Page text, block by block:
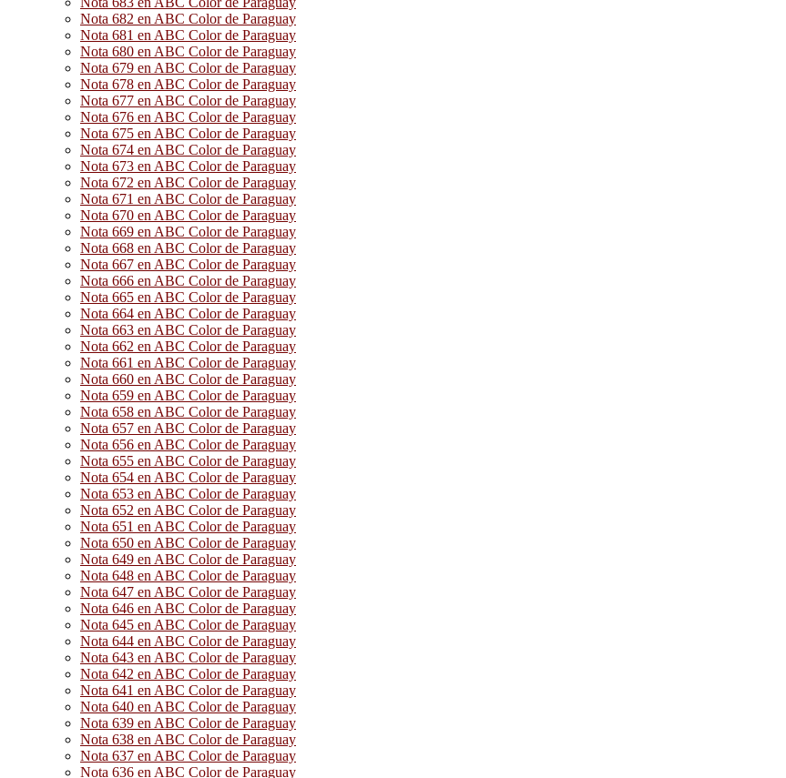
Nota 682 en ABC Color de Paraguay
Nota 681 en ABC Color de Paraguay
Nota 680 en ABC Color de Paraguay
Nota 679 en ABC Color de Paraguay
Nota 678 en ABC Color de Paraguay
Nota 677 en ABC Color de Paraguay
Nota 676 en ABC Color de Paraguay
Nota 675 en ABC Color de Paraguay
Nota 674 en ABC Color de Paraguay
Nota 673 en ABC Color de Paraguay
Nota 672 en ABC Color de Paraguay
Nota 671 en ABC Color de Paraguay
Nota 670 en ABC Color de Paraguay
Nota 669 en ABC Color de Paraguay
Nota 668 en ABC Color de Paraguay
Nota 667 en ABC Color de Paraguay
Nota 666 en ABC Color de Paraguay
Nota 665 en ABC Color de Paraguay
Nota 664 en ABC Color de Paraguay
Nota 663 en ABC Color de Paraguay
Nota 662 en ABC Color de Paraguay
Nota 661 en ABC Color de Paraguay
Nota 660 en ABC Color de Paraguay
Nota 659 en ABC Color de Paraguay
Nota 658 en ABC Color de Paraguay
Nota 657 en ABC Color de Paraguay
Nota 656 en ABC Color de Paraguay
Nota 655 en ABC Color de Paraguay
Nota 654 en ABC Color de Paraguay
Nota 653 en ABC Color de Paraguay
Nota 652 en ABC Color de Paraguay
Nota 651 en ABC Color de Paraguay
Nota 650 en ABC Color de Paraguay
Nota 649 en ABC Color de Paraguay
Nota 648 en ABC Color de Paraguay
Nota 647 en ABC Color de Paraguay
Nota 646 en ABC Color de Paraguay
Nota 645 en ABC Color de Paraguay
Nota 644 en ABC Color de Paraguay
Nota 643 en ABC Color de Paraguay
Nota 642 en ABC Color de Paraguay
Nota 641 en ABC Color de Paraguay
Nota 640 en ABC Color de Paraguay
Nota 639 en ABC Color de Paraguay
Nota 638 en ABC Color de Paraguay
Nota 637 en ABC Color de Paraguay
Nota 636 en ABC Color de Paraguay